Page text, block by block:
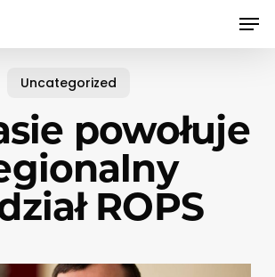
Uncategorized
powołuje
ROPS